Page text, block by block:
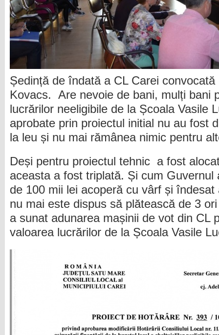
Ședință de îndată a CL Carei
Kovacs. Are nevoie de bani, mulți bani
lucrărilor neeligibile de la Școala Vasile
aprobate prin proiectul initial nu au fost
la leu și nu mai rămânea nimic pentru
Deși pentru proiectul tehnic a fost
aceasta a fost triplată. Și cum Guvernul
de 100 mii lei acoperă cu vârf și
nu mai este dispus să plătească de 3
a sunat adunarea mașinii de vot din CL
valoarea lucrărilor de la Școala Vasile